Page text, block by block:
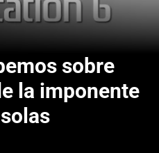
sobre
la imponente